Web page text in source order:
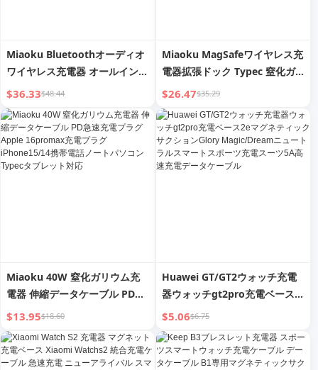
Miaoku Bluetoothオーディオ
ワイヤレス充電器 オールインワ
ン スピーカー マグネット吸着
デスクトップ電話ホルダー イヤ
ホン ウォッチ充電ベース
iPhone Apple MagSafe 3-in-1
15W 急速充電対応
$36.33$48.44
Miaoku MagSafeワイヤレス充
電器拡張ドック Typec 窒化ガ
リウム USBマルチファンクショ
ンドッキングステーション Wラ
ップトップ 窒化ガリウム充電器
Huawei Apple MacBook用
$26.47$35.29
Miaoku 40W 窒化ガリウム充
電器 伸縮データケーブル PD急
速充電プラグ Apple
16promax充電プラグ
iPhone15/14携帯電話ノートパ
ソコンTypecタブレット対応
$13.95$18.60
Huawei GT/GT2ウォッチ充電
器ウォッチgt2pro充電ベース
2eマグネティックサクション
Glory Magic/Dreamニュート
ラルスマートスポーツ充電スー
ツ5A高速充電データケーブル
$5.06$6.75